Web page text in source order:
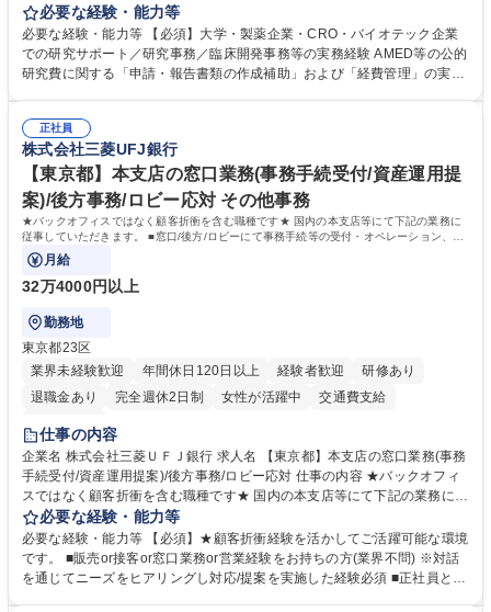
なぐハブとして、契約・発注・予算管理などの研究事務全般をお任せしま
す。 ■見積取得、発注、検収、請求処理等の事務手続き ■委託先との定例
会議の調整・アジェンダ準備・議事録作成 ■研究報告書、試験関連資料、
SOP等の整備・版管理・保管 ■研究開発の進捗・タイムライン・予算執行
集職種 研究事務【フルリモート・時短勤務可】
必要な経験・能力等
必要な経験・能力等 【必須】大学・製薬企業・CRO・バイオテック企業
での研究サポート／研究事務／臨床開発事務等の実務経験 AMED等の公的
研究費に関する「申請・報告書類の作成補助」および「経費管理」の実務
き方について】フルリモートやハイブリッド勤務、時短勤務など個々のラ
イフスタイルに応じた柔軟な働き方が可能です。育児や介護との両立も応
援します。 学歴・資格 学歴：大学院 大学 語学力： 資格：
正社員
株式会社三菱UFJ銀行
【東京都】本支店の窓口業務(事務手続受付/資産運用提
案)/後方事務/ロビー応対 その他事務
★バックオフィスではなく顧客折衝を含む職種です★ 国内の本支店等にて下記の業務に
従事していただきます。 ■窓口/後方/ロビーにて事務手続等の受付・オペレーション、お
客様対応
月給
32万4000円以上
勤務地
東京都23区
業界未経験歓迎
年間休日120日以上 経験者歓迎
研修あり
退職金あり
完全週休2日制 女性が活躍中
交通費支給
土日祝休み
仕事の内容
企業名 株式会社三菱ＵＦＪ銀行 求人名 【東京都】本支店の窓口業務(事務
手続受付/資産運用提案)/後方事務/ロビー応対 仕事の内容 ★バックオフィ
スではなく顧客折衝を含む職種です★ 国内の本支店等にて下記の業務に従
事していただきます。 ■窓口/後方/ロビーにて事務手続等の受付・オペレ
ーション、お客様対応 ■窓口にて、ご来店された個人のお客様に対して金
融商品のご提案 ■効率的な事務運用の検討・構築等 ≪業務紹介：ご応募前
に必ずご覧ください≫ ※記事 https://www.mysite.bk.mufg.jp/career/circle/
必要な経験・能力等
必要な経験・能力等 【必須】★顧客折衝経験を活かしてご活躍可能な環境
です。 ■販売or接客or窓口業務or営業経験をお持ちの方(業界不問) ※対話
を通じてニーズをヒアリングし対応/提案を実施した経験必須 ■正社員とし